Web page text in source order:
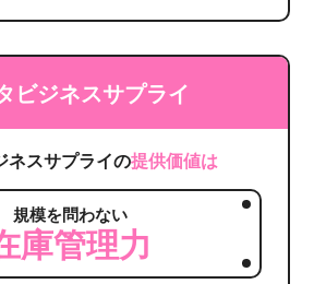
ビジネスサプライ
ネスサプライの提供価値は
規模を問わない
庫管理力